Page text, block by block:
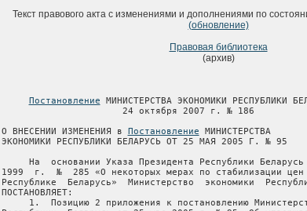
Текст правового акта с изменениями и дополнениями по
(обновление)
Правовая библиотека
(архив)
Постановление МИНИСТЕРСТВА ЭКОНОМИКИ РЕСПУБЛИКИ
                      24 октября 2007 г. № 186
О ВНЕСЕНИИ ИЗМЕНЕНИЯ в
Постановление МИНИСТЕРСТВА
ЭКОНОМИКИ РЕСПУБЛИКИ БЕЛАРУСЬ ОТ 25 МАЯ 2005 Г. № 95
На  основании Указа Президента Республики Беларусь
1999  г.  №  285 «О некоторых мерах по стабилизации
Республике  Беларусь»  Министерство  экономики
ПОСТАНОВЛЯЕТ:
1.  Позицию 2 приложения к постановлению